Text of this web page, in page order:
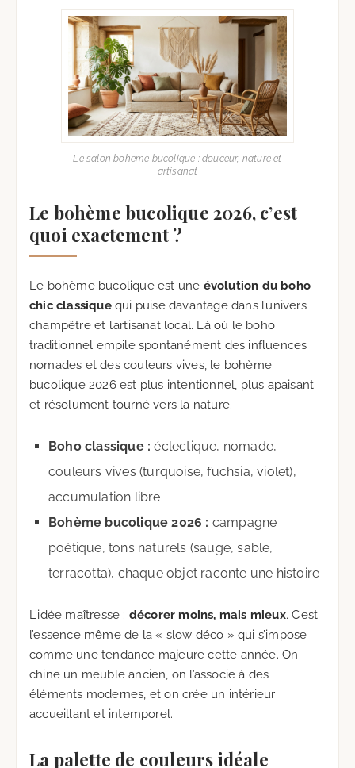
Le salon boheme bucolique : douceur, nature et
artisanat
Le bohème bucolique 2026, c’est
quoi exactement ?
Le bohème bucolique est une évolution du boho
chic classiquequi puise davantage dans l’univers
champêtre et l’artisanat local. Là où le boho
traditionnel empile spontanément des influences
nomades et des couleurs vives, le bohème
bucolique 2026 est plus intentionnel, plus apaisant
et résolument tourné vers la nature.
Boho classique : éclectique, nomade,
couleurs vives (turquoise, fuchsia, violet),
accumulation libre
Bohème bucolique 2026 : campagne
poétique, tons naturels (sauge, sable,
terracotta), chaque objet raconte une histoire
L’idée maîtresse : décorer moins, mais mieux. C’est
l’essence même de la « slow déco » qui s’impose
comme une tendance majeure cette année. On
chine un meuble ancien, on l’associe à des
éléments modernes, et on crée un intérieur
accueillant et intemporel.
La palette de couleurs idéale